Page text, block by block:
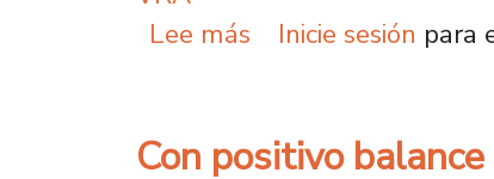
Lee más sobre IV
Inicie sesión para
Con positivo